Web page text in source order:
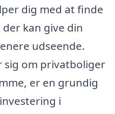
dig med at finde
kan give din
udseende.
sig om privatboliger
er en grundig
i